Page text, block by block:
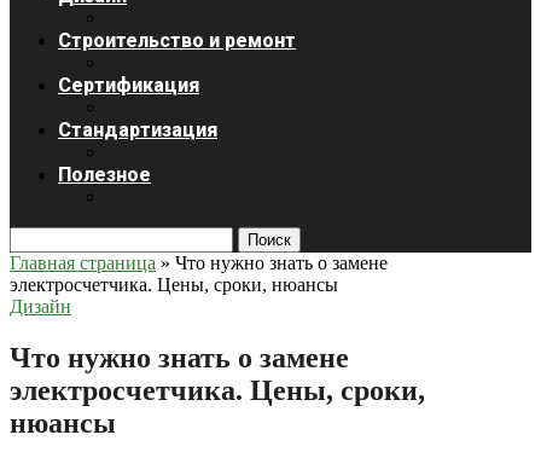
Строительство и ремонт
Сертификация
Стандартизация
Полезное
Поиск
Главная страница » Что нужно знать о замене
электросчетчика. Цены, сроки, нюансы
Дизайн
Что нужно знать о замене
электросчетчика. Цены, сроки,
нюансы